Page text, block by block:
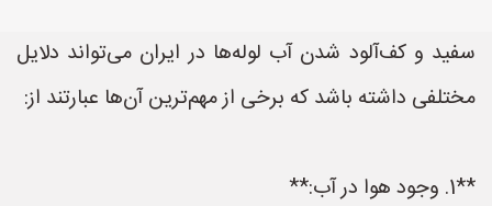
سفید و کف‌آلود شدن آب لوله‌ها در ایران می‌تواند دلایل
مختلفی داشته باشد که برخی از مهم‌ترین آن‌ها عبارتند از:
**1. وجود هوا در آب:**